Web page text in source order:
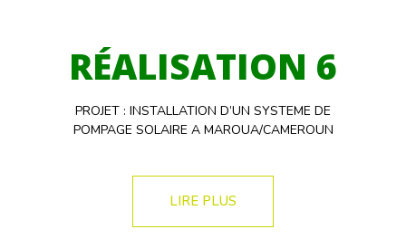
RÉALISATION 6
PROJET : INSTALLATION D’UN SYSTEME DE
POMPAGE SOLAIRE A MAROUA/CAMEROUN
LIRE PLUS